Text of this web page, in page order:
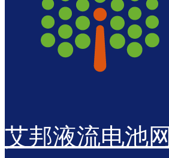
艾邦液流电池网